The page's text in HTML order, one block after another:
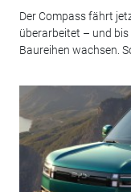
Der Compass fährt
überarbeitet – und
Baureihen wachsen.